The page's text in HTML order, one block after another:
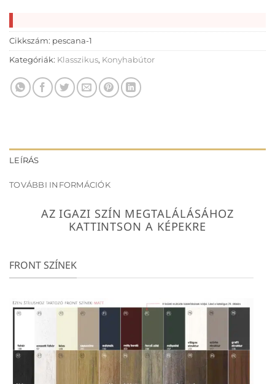
Cikkszám: pescana-1
Kategóriák: Klasszikus, Konyhabútor
LEÍRÁS
TOVÁBBI INFORMÁCIÓK
AZ IGAZI SZÍN MEGTALÁLÁSÁHOZ
KATTINTSON A KÉPEKRE
FRONT SZÍNEK